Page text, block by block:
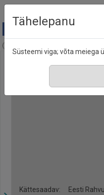
Mine põhisisu juurde
Kättesaadav:
Eesti
Tähelepanu
Süsteemi viga; võta meiega